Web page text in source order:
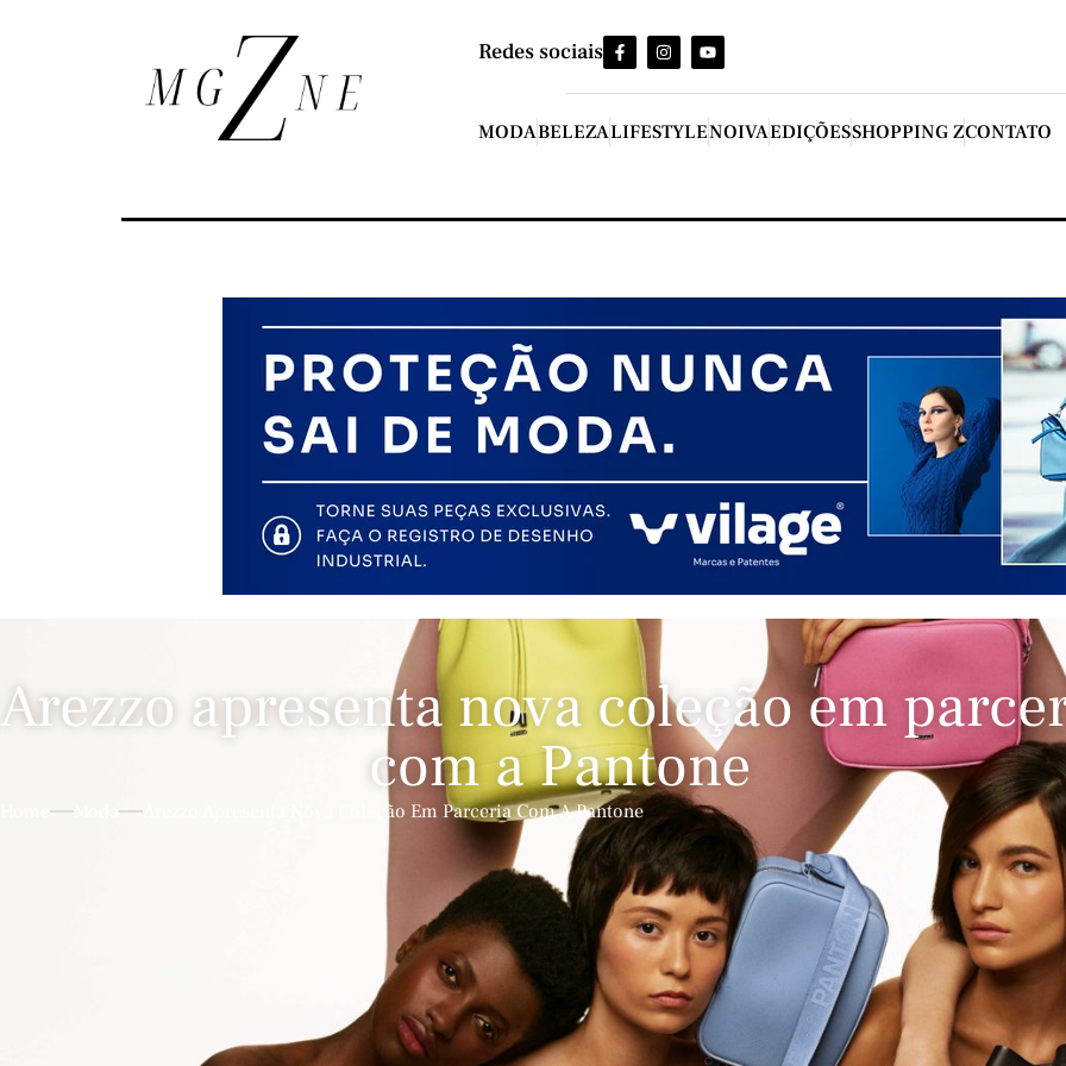
Redes sociais
MODABELEZALIFESTYLENOIVAEDIÇÕESSHOPPING ZCONTATO
Arezzo apresenta nova coleção em
com a Pantone
Arezzo Apresenta Nova Coleção Em Parceria Com A Pantone